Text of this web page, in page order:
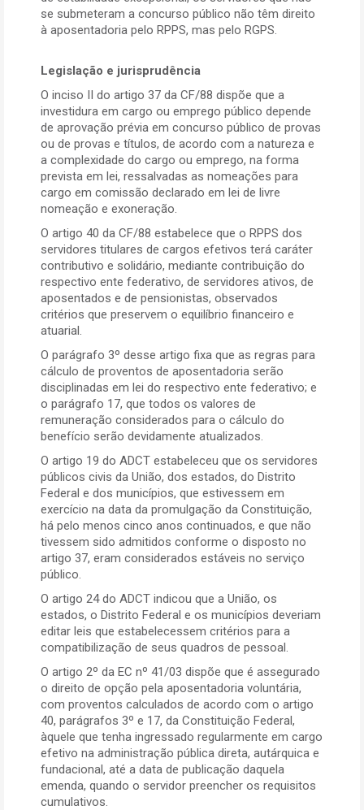
se submeteram a concurso público não têm direito
à aposentadoria pelo RPPS, mas pelo RGPS.
Legislação e jurisprudência
O inciso II do artigo 37 da CF/88 dispõe que a
investidura em cargo ou emprego público depende
de aprovação prévia em concurso público de provas
ou de provas e títulos, de acordo com a natureza e
a complexidade do cargo ou emprego, na forma
prevista em lei, ressalvadas as nomeações para
cargo em comissão declarado em lei de livre
nomeação e exoneração.
O artigo 40 da CF/88 estabelece que o RPPS dos
servidores titulares de cargos efetivos terá caráter
contributivo e solidário, mediante contribuição do
respectivo ente federativo, de servidores ativos, de
aposentados e de pensionistas, observados
critérios que preservem o equilíbrio financeiro e
atuarial.
O parágrafo 3º desse artigo fixa que as regras para
cálculo de proventos de aposentadoria serão
disciplinadas em lei do respectivo ente federativo; e
o parágrafo 17, que todos os valores de
remuneração considerados para o cálculo do
benefício serão devidamente atualizados.
O artigo 19 do ADCT estabeleceu que os servidores
públicos civis da União, dos estados, do Distrito
Federal e dos municípios, que estivessem em
exercício na data da promulgação da Constituição,
há pelo menos cinco anos continuados, e que não
tivessem sido admitidos conforme o disposto no
artigo 37, eram considerados estáveis no serviço
público.
O artigo 24 do ADCT indicou que a União, os
estados, o Distrito Federal e os municípios deveriam
editar leis que estabelecessem critérios para a
compatibilização de seus quadros de pessoal.
O artigo 2º da EC nº 41/03 dispõe que é assegurado
o direito de opção pela aposentadoria voluntária,
com proventos calculados de acordo com o artigo
40, parágrafos 3º e 17, da Constituição Federal,
àquele que tenha ingressado regularmente em cargo
efetivo na administração pública direta, autárquica e
fundacional, até a data de publicação daquela
emenda, quando o servidor preencher os requisitos
cumulativos.